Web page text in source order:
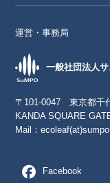
運営・事務局
一般社団法人
〒101-0047 東京都千
KANDA SQUARE
Mail：
Facebook